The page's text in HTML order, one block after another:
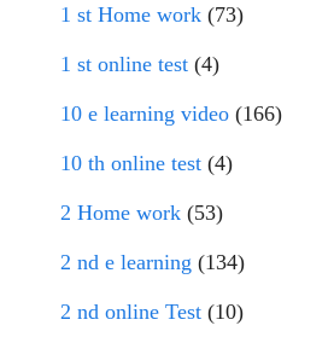
1 st Home work (73)
1 st online test (4)
10 e learning video (166)
10 th online test (4)
2 Home work (53)
2 nd e learning (134)
2 nd online Test (10)